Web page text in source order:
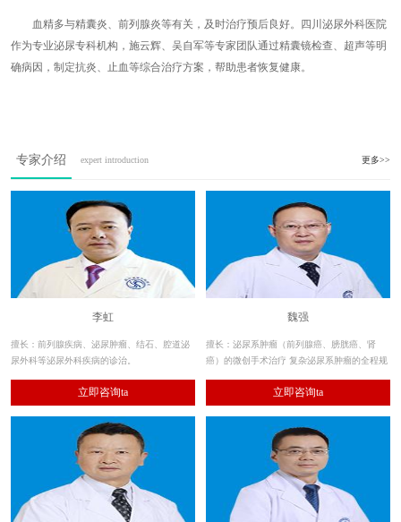
血精多与精囊炎、前列腺炎等有关，及时治疗预后良好。四川泌尿外科医院
作为专业泌尿专科机构，施云辉、吴自军等专家团队通过精囊镜检查、超声等明
确病因，制定抗炎、止血等综合治疗方案，帮助患者恢复健康。
专家介绍 expert introduction 更多>>
李虹
擅长：前列腺疾病、泌尿肿瘤、结石、腔道泌
尿外科等泌尿外科疾病的诊治。
立即咨询ta
魏强
擅长：泌尿系肿瘤（前列腺癌、膀胱癌、肾
癌）的微创手术治疗 复杂泌尿系肿瘤的全程规
等的激光及经尿道微创手术治疗）
立即咨询ta